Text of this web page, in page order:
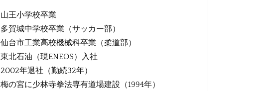
山王小学校卒業
多賀城中学校卒業（サッカー部）
仙台市工業高校機械科卒業（柔道部）
東北石油（現ENEOS）入社
2002年退社（勤続32年）
梅の宮に少林寺拳法専有道場建設（1994年）